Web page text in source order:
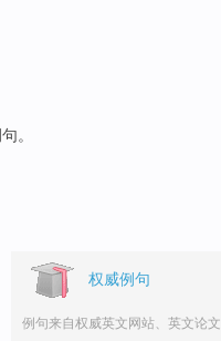
。
权威例句
例句来自权威英文网站、英文论文